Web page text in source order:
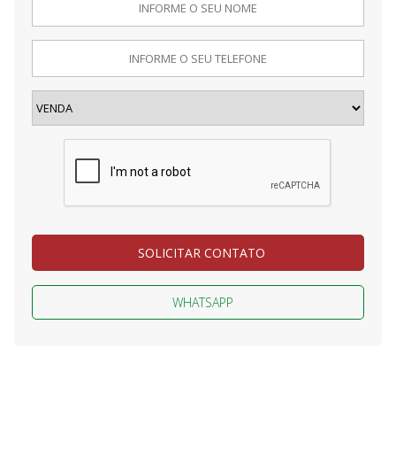
SOLICITAR CONTATO
WHATSAPP